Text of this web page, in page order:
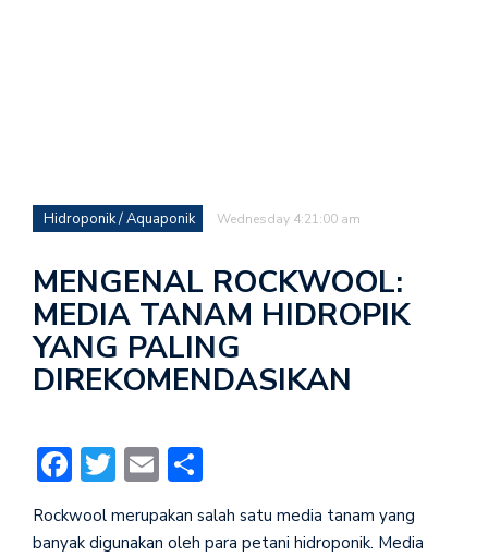
Hidroponik / Aquaponik Wednesday 4:21:00 am
MENGENAL ROCKWOOL:
MEDIA TANAM HIDROPIK
YANG PALING
DIREKOMENDASIKAN
Facebook
Twitter
Email
Rockwool merupakan salah satu media tanam yang
banyak digunakan oleh para petani hidroponik. Media